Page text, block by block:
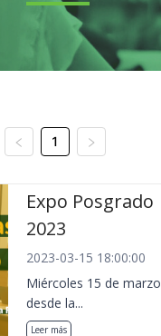
1
Expo Posgrado
2023
2023-03-15 18:00:00
Miércoles 15 de marzo
desde la...
Leer más